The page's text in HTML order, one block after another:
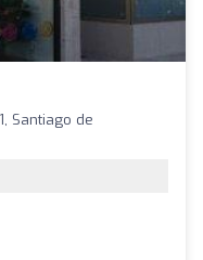
Santiago de